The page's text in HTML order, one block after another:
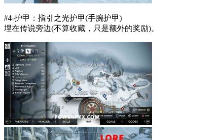
#4-护甲：指引之光护甲(手腕护甲)
埋在传说旁边(不算收藏，只是额外的奖励)。